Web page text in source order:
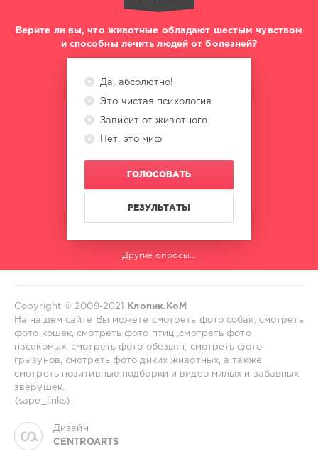
Верите ли вы, что животные обладают шестым чувством
и способны лечить людей от болезней?
Да, абсолютно!
Это чистая психология
Зависит от животного
Нет, это миф
ГОЛОСОВАТЬ
РЕЗУЛЬТАТЫ
Другие опросы...
Copyright © 2009-2021
Клопик.КоМ
На нашем сайте Вы можете смотреть фото собак, смотреть
фото кошек, смотреть фото птиц ,смотреть фото
насекомых, смотреть фото обезьян, смотреть фото
грызунов, смотреть фото диких животных, а также
смотреть позитивные подборки и видео милых и забавных
зверушек.
{sape_links}
Дизайн
CENTROARTS